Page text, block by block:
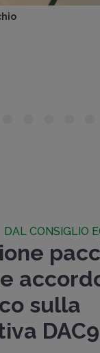
DAL CONSIGLIO
sulla
DAC9